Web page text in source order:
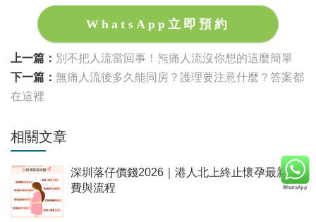
WhatsApp立即預約
上一篇： 別不把人流當回事！無痛人流沒你想的這麼簡單
下一篇： 無痛人流後多久能同房？護理要注意什麼？答案都
在這裡
相關文章
深圳落仔價錢2026｜港人北上終止懷孕最新收
費與流程